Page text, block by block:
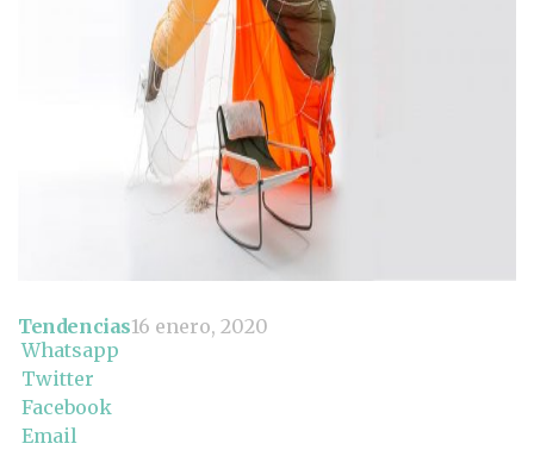
Tendencias16 enero, 2020
Whatsapp
Twitter
Facebook
Email